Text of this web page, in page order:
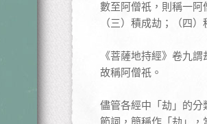
數至阿僧祇，則稱一
（三）積成劫；（四
《菩薩地持經》卷九
故稱阿僧祇。
儘管各經中「劫」的
節詞，簡稱作「劫」